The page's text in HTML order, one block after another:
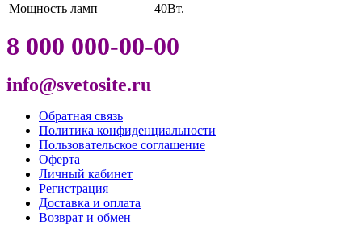
Мощность ламп
40Вт.
8 000 000-00-00
info@svetosite.ru
Обратная связь
Политика конфиденциальности
Пользовательское соглашение
Оферта
Личный кабинет
Регистрация
Доставка и оплата
Возврат и обмен